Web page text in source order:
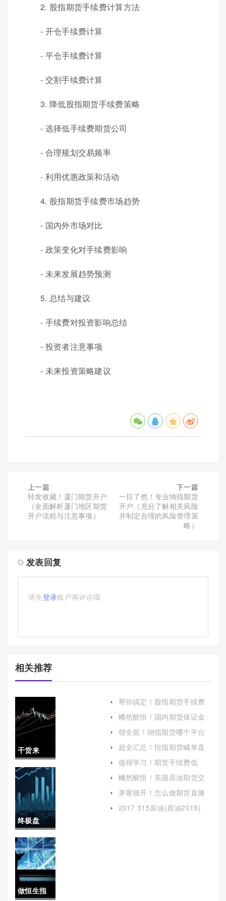
2. 股指期货手续费计算方法
- 开仓手续费计算
- 平仓手续费计算
- 交割手续费计算
3. 降低股指期货手续费策略
- 选择低手续费期货公司
- 合理规划交易频率
- 利用优惠政策和活动
4. 股指期货手续费市场趋势
- 国内外市场对比
- 政策变化对手续费影响
- 未来发展趋势预测
5. 总结与建议
- 手续费对投资影响总结
- 投资者注意事项
- 未来投资策略建议
上一篇
转发收藏！厦门期货开户
（全面解析厦门地区期货
开户流程与注意事项）
下一篇
一目了然！专业纳指期货
开户（充分了解相关风险
并制定合理的风险管理策
略）
发表回复
请先登录账户再评论哦
相关推荐
干货来
袭！国际
期货实时
喊单(国际
期货在线
喊单直播
间)
终极盘
点！国际
期货保证
金多少
（帮助读
做恒生指
帮你搞定！股指期货手续费
解和控制交易成本)
幡然醒悟！国内期货保证金
很全面！纳指期货哪个平台
择)
超全汇总！恒指期货喊单直
出更明智的交易决策）
值得学习！期货手续费低
合自己的期货公司）
幡然醒悟！美国原油期货交
估）
茅塞顿开！怎么做期货直播
2017 315原油(原油2018)